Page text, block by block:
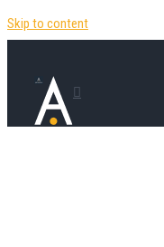
Skip to content